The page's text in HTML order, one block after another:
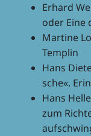
Erhard
oder Eine
Martine
Templin
Hans
sche«.
Hans
zum